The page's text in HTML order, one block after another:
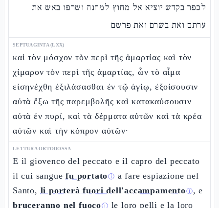
לכפר בקדש יוציא אל מחוץ למחנה ושרפו באש את
ערתם ואת בשרם ואת פרשם
SEPTUAGINTA (LXX)
καὶ τὸν μόσχον τὸν περὶ τῆς ἁμαρτίας καὶ τὸν
χίμαρον τὸν περὶ τῆς ἁμαρτίας, ὧν τὸ αἷμα
εἰσηνέχθη ἐξιλάσασθαι ἐν τῷ ἁγίῳ, ἐξοίσουσιν
αὐτὰ ἔξω τῆς παρεμβολῆς καὶ κατακαύσουσιν
αὐτὰ ἐν πυρί, καὶ τὰ δέρματα αὐτῶν καὶ τὰ κρέα
αὐτῶν καὶ τὴν κόπρον αὐτῶν·
LETTURA ORTODOSSA
E il giovenco del peccato e il capro del peccato
il cui sanguefu portatoⓘ a fare espiazione nel
Santo, li porterà fuori dell'accampamentoⓘ, e
bruceranno nel fuocoⓘ le loro pelli e la loro